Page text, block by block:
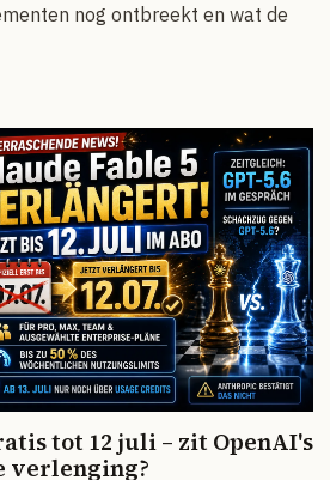
nog ontbreekt en wat de
tot 12 juli – zit OpenAI's
verlenging?